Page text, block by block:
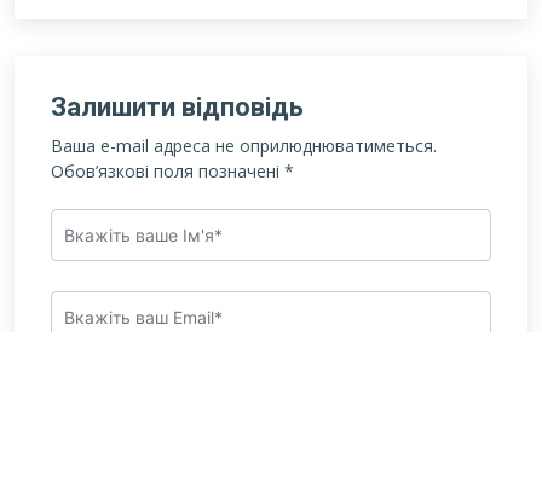
Залишити відповідь
Ваша e-mail адреса не оприлюднюватиметься.
Обов’язкові поля позначені *